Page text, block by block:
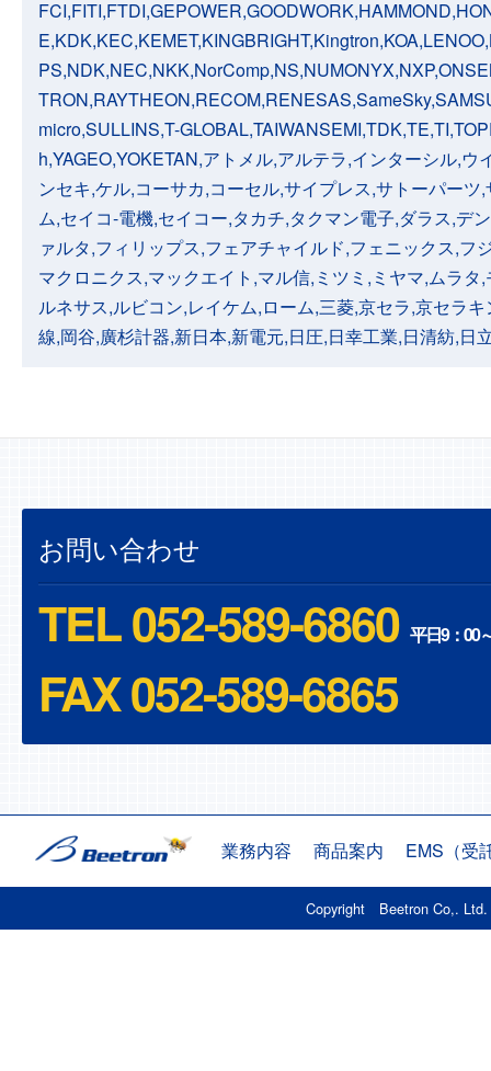
micro,SULLINS,T-
h,YAGEO,YOKETAN,アトメル,アルテラ,インターシル,
ンセキ,ケル,コーサカ,コーセル,サイプレス,サトーパー
ム,セイコ-電機,セイコー,タカチ,タクマン電子,ダラス,デ
ァルタ,フィリップス,フェアチャイルド,フェニックス,
マクロニクス,マックエイト,マル信,ミツミ,ミヤマ,ムラ
ルネサス,ルビコン,レイケム,ローム,三菱,京セラ,京セラ
線,岡谷,廣杉計器,新日本,新電元,日圧,日幸工業,日清紡,
お問い合わせ
TEL 052-589-6860 平日9：00
FAX052-589-6865
業務内容 商品案内 EMS（受
Copyright Beetron Co,.